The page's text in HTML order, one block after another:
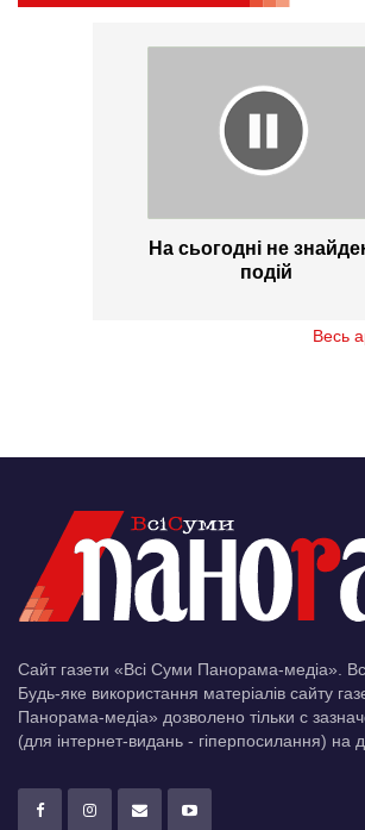
На сьогодні не
подій
Весь
Сайт газети «Всі Суми Панорама-медіа».
Будь-яке використання матеріалів сайту
Панорама-медіа» дозволено тільки c
(для інтернет-видань - гіперпосилання) на